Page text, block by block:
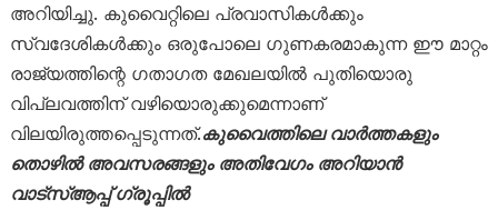
അറിയിച്ചു. കുവൈറ്റിലെ പ്രവാസികൾക്കും
സ്വദേശികൾക്കും ഒരുപോലെ ഗുണകരമാകുന്ന ഈ മാറ്റം
രാജ്യത്തിന്റെ ഗതാഗത മേഖലയിൽ പുതിയൊരു
വിപ്ലവത്തിന് വഴിയൊരുക്കുമെന്നാണ്
വിലയിരുത്തപ്പെടുന്നത്.കുവൈത്തിലെ വാർത്തകളും
തൊഴിൽ അവസരങ്ങളും അതിവേഗം അറിയാൻ
വാട്സ്ആപ്പ് ഗ്രൂപ്പിൽ